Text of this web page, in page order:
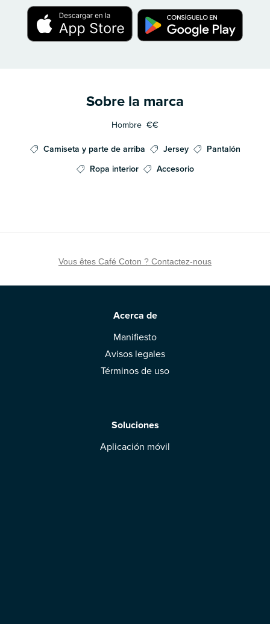
Sobre la marca
Hombre €€
Camiseta y parte de arriba Jersey
Pantalón
Ropa interior
Accesorio
Vous êtes Café Coton ? Contactez-nous
Acerca de
Manifiesto
Avisos legales
Términos de uso
Soluciones
Aplicación móvil